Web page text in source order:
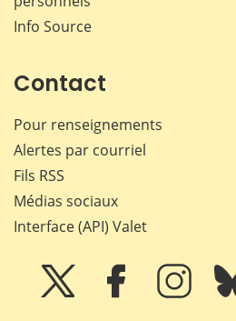
Info Source
Contact
Pour renseignements
Alertes par courriel
Fils RSS
Médias sociaux
Interface (API) Valet